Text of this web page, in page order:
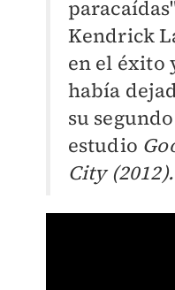
Kendrick
en el éxito
había
su
estudio
City (2012).